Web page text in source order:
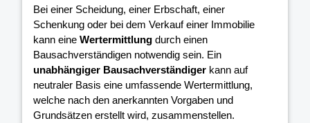
Bei einer Scheidung, einer Erbschaft, einer
Schenkung oder bei dem Verkauf einer Immobilie
kann eine Wertermittlung durch einen
Bausachverständigen notwendig sein. Ein
unabhängiger Bausachverständiger kann auf
neutraler Basis eine umfassende Wertermittlung,
welche nach den anerkannten Vorgaben und
Grundsätzen erstellt wird, zusammenstellen.